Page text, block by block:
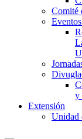
Comité
y
Extensión
Unidad